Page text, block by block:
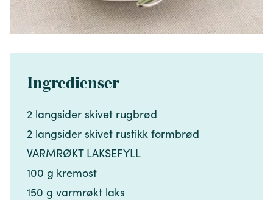
Ingredienser
2 langsider skivet rugbrød​​​​‌ ‍ ​‍​‍‌‍ ‌ ​‍‌‍‍‌‌‍‌ ‌‍‍‌‌‍ ‍​‍​‍​ ‍‍​‍​‍‌ ​ ‌‍​‌‌‍ ‍‌‍‍‌‌ ‌​‌ ‍‌​‍ ‍‌‍‍‌‌‍ ​‍​‍​‍ ​​‍​‍‌‍‍​‌ ​‍‌‍‌‌‌‍‌‍​‍​‍​ ‍‍​‍​‍‌‍‍​‌ ‌​‌ ‌​‌ ​​‌ ​ ​ ‍‍​‍ ​‍ ‌‍​ ‌‍ ‌‌ ​ ​‍ ‍‌‍​ ‌‍‌‌‌ ​‍‌ ‌‍‌‍‌‌‌ ​‍‌‍​‌​‍ ‍‌ ​ ‌‍‌‌​‍ ‌ ​​‌ ​‍‌‍ ‌‍‌​‌ ‌‌‌‍​ ‌ ‌​‌‍‍‌‌‍ ‌‍ ‍​‍ ‌‍‍‌‌‍ ‍‌ ‌​‌‍‌‌‌‍ ‍‌ ‌​​‍ ‌‍‌‌‌‍‌​‌‍‍‌‌ ‌​​‍ ‌‍ ‌‌‍ ‌‍‌​‌‍‌‌​ ‌‌ ​​‌ ​‍‌‍‌‌‌ ​ ‌‍‌‌‌‍ ‍‌ ‌​‌‍​‌‌ ‌​‌‍‍‌‌‍ ‌‍ ‍​ ‍ ‌‍‍‌‌‍‌​​ ‌‌‍‍‌​ ​‌​ ‍​‌‍ ‍​‍ ‍​ ​‍‌‍​ ​ ​‌​ ‌ ​ ‌​‌‍​ ​ ​​​ ​‍​‍ ‌‌‍‌‌​ ​​‌‍‌‌‌‍​‌​‍ ‌​ ‌​​ ‍​‌‍‌‍​ ​‍​‍ ‌‌‍​‍​ ‍​‌‍‌‌‌‍‌‍​‍ ‌​ ‌​‌‍‌​​ ​‍‌‍​‌‌‍​ ​ ​‌​ ​ ‌‍​‍​ ‍‌‌‍‌​​ ​‍​ ‍‌​‍ ‍‌‍ ‍‌‍ ​ ‍ ‌ ‌​‌ ‍‌‌ ​​‌‍‌‌​ ‌‌ ​​‌‍​‌‌‍‌ ‌‍‌‌​ ‍ ‌ ​​‌‍​‌‌ ‌​‌‍‍​​ ‌‌‍​‍‌‍ ​‌‍ ‌‍​ ‌‍‍ ‌ ​ ​‍‌‌​ ‌‌‌​​‍‌‌ ‌‍‍ ‌‍‌‌‌ ‍‌​‍‌‌​ ​ ‌​‌​​‍‌‌​ ​ ‌​‌​​‍‌‌​ ​‍​ ​‍‌‍‌‌‌‍‌‌​ ‌​​ ‌​​ ‌​‌‍​‍​ ​​​ ‌ ​‍ ‌‌‍‌‍​ ‌ ​ ‌​‌‍​‌​‍ ‌​ ‌​​ ‍‌‌‍‌‌‌‍​ ​‍ ‌‌‍​‍‌‍​‌​ ​ ​ ​ ​‍ ‌‌‍‌‍‌‍‌​​ ‍​‌‍​‍​ ‌​​ ​‌​ ‌ ​ ​‌​ ‌​​ ‌‍‌‍‌‌​ ‍‌​‍‌‌​ ​‍​ ​‍​‍‌‌​ ‌‌‌​‌​​‍ ‍‌‍​ ‌‍ ‌‍ ​‌ ‌‌‌‍ ‌‌‍ ‍‌ ​ ​‍‌‌​ ‌‌‌​​‍‌‌ ‌‍‍ ‌‍‌‌‌ ‍‌​‍‌‌​ ​ ‌​‌​​‍‌‌​ ​ ‌​‌​​‍‌‌​ ​‍​ ​‍​ ‍‌​ ​ ‌‍​ ​ ‍​‌‍​‍‌‍‌​​ ‌ ​ ‍​​ ‍​​ ​ ‌‍‌‍​ ‌‌​‍‌‌​ ​‍​ ​‍​‍‌‌​ ‌‌‌​‌​​‍ ‍‌‍‍‌‌ ‌​‌‍‌‌‌‍ ‌‌ ​ ​‍‌‌​ ‌‌‌​​‍​ ​​​‍‌‌​ ‌‌‌​‌​​ ‌‍​‍‌‍​‌‌ ​ ‌‍‌‌‌‌‌‌‌ ​‍‌‍ ​​ ‌‌‍‍​‌ ‌​‌ ‌​‌ ​​‌ ​ ​‍‌‌​ ​ ‌​​‌​‍‌‌​ ​‍‌​‌‍​‍‌‌​ ​‍‌​‌‍‌‍​ ‌‍ ‌‌ ​ ​‍ ‍‌‍​ ‌‍‌‌‌ ​‍‌ ‌‍‌‍‌‌‌ ​‍‌‍​‌​‍ ‍‌ ​ ‌‍‌‌​‍‌‍‌‍‍‌‌‍‌​​ ‌‌‍‍‌​ ​‌​ ‍​‌‍ ‍​‍ ‍​ ​‍‌‍​ ​ ​‌​ ‌ ​ ‌​‌‍​ ​ ​​​ ​‍​‍ ‌‌‍‌‌​ ​​‌‍‌‌‌‍​‌​‍ ‌​ ‌​​ ‍​‌‍‌‍​ ​‍​‍ ‌‌‍​‍​ ‍​‌‍‌‌‌‍‌‍​‍ ‌​ ‌​‌‍‌​​ ​‍‌‍​‌‌‍​ ​ ​‌​ ​ ‌‍​‍​ ‍‌‌‍‌​​ ​‍​ ‍‌​‍ ‍‌‍ ‍‌‍ ​‍‌‍‌ ‌​‌ ‍‌‌ ​​‌‍‌‌​ ‌‌ ​​‌‍​‌‌‍‌ ‌‍‌‌​‍‌‍‌ ​​‌‍​‌‌ ‌​‌‍‍​​ ‌‌‍​‍‌‍ ​‌‍ ‌‍​ ‌‍‍ ‌ ​ ​‍‌‌​ ‌‌‌​​‍‌‌ ‌‍‍ ‌‍‌‌‌ ‍‌​‍‌‌​ ​ ‌​‌​​‍‌‌​ ​ ‌​‌​​‍‌‌​ ​‍​ ​‍‌‍‌‌‌‍‌‌​ ‌​​ ‌​​ ‌​‌‍​‍​ ​​​ ‌ ​‍ ‌‌‍‌‍​ ‌ ​ ‌​‌‍​‌​‍ ‌​ ‌​​ ‍‌‌‍‌‌‌‍​ ​‍ ‌‌‍​‍‌‍​‌​ ​ ​ ​ ​‍ ‌‌‍‌‍‌‍‌​​ ‍​‌‍​‍​ ‌​​ ​‌​ ‌ ​ ​‌​ ‌​​ ‌‍‌‍‌‌​ ‍‌​‍‌‌​ ​‍​ ​‍​‍‌‌​ ‌‌‌​‌​​‍ ‍‌‍​ ‌‍ ‌‍ ​‌ ‌‌‌‍ ‌‌‍ ‍‌ ​ ​‍‌‌​ ‌‌‌​​‍‌‌ ‌‍‍ ‌‍‌‌‌ ‍‌​‍‌‌​ ​ ‌​‌​​‍‌‌​ ​ ‌​‌​​‍‌‌​ ​‍​ ​‍​ ‍‌​ ​ ‌‍​ ​ ‍​‌‍​‍‌‍‌​​ ‌ ​ ‍​​ ‍​​ ​ ‌‍‌‍​ ‌‌​‍‌‌​ ​‍​ ​‍​‍‌‌​ ‌‌‌​‌​​‍ ‍‌‍‍‌‌ ‌​‌‍‌‌‌‍ ‌‌ ​ ​‍‌‌​ ‌‌‌​​‍​ ​​​‍‌‌​ ‌‌‌​‌​​‍‌‍‌ ‌ ‌‍ ‌ ​‍‌‍‍ ‌ ​ ‌ ​​‌‍​‌‌‍​ ‌‍‌‌​ ‌‌ ​​‌ ​‍‌‍ ‌‍‌​‌ ‌‌‌‍​ ‌ ‌​‌‍‍‌‌‍ ‌‍ ‍​‍‌‍‌ ​​‌‍‌‌‌ ​‍‌ ​ ‌ ​​‌‍‌‌‌‍​ ‌ ‌​‌‍‍‌‌ ‌‍‌‍‌‌​ ‌‌ ​​‌ ‌‌‌‍​‍‌‍ ​‌‍‍‌‌ ​ ‌‍‍​‌‍‌‌‌‍‌​​‍​‍‌ ‌
2 langsider skivet rustikk formbrød​​​​‌ ‍ ​‍​‍‌‍ ‌ ​‍‌‍‍‌‌‍‌ ‌‍‍‌‌‍ ‍​‍​‍​ ‍‍​‍​‍‌ ​ ‌‍​‌‌‍ ‍‌‍‍‌‌ ‌​‌ ‍‌​‍ ‍‌‍‍‌‌‍ ​‍​‍​‍ ​​‍​‍‌‍‍​‌ ​‍‌‍‌‌‌‍‌‍​‍​‍​ ‍‍​‍​‍‌‍‍​‌ ‌​‌ ‌​‌ ​​‌ ​ ​ ‍‍​‍ ​‍ ‌‍​ ‌‍ ‌‌ ​ ​‍ ‍‌‍​ ‌‍‌‌‌ ​‍‌ ‌‍‌‍‌‌‌ ​‍‌‍​‌​‍ ‍‌ ​ ‌‍‌‌​‍ ‌ ​​‌ ​‍‌‍ ‌‍‌​‌ ‌‌‌‍​ ‌ ‌​‌‍‍‌‌‍ ‌‍ ‍​‍ ‌‍‍‌‌‍ ‍‌ ‌​‌‍‌‌‌‍ ‍‌ ‌​​‍ ‌‍‌‌‌‍‌​‌‍‍‌‌ ‌​​‍ ‌‍ ‌‌‍ ‌‍‌​‌‍‌‌​ ‌‌ ​​‌ ​‍‌‍‌‌‌ ​ ‌‍‌‌‌‍ ‍‌ ‌​‌‍​‌‌ ‌​‌‍‍‌‌‍ ‌‍ ‍​ ‍ ‌‍‍‌‌‍‌​​ ‌‌‍‍‌​ ​‌​ ‍​‌‍ ‍​‍ ‍​ ​‍‌‍​ ​ ​‌​ ‌ ​ ‌​‌‍​ ​ ​​​ ​‍​‍ ‌‌‍‌‌​ ​​‌‍‌‌‌‍​‌​‍ ‌​ ‌​​ ‍​‌‍‌‍​ ​‍​‍ ‌‌‍​‍​ ‍​‌‍‌‌‌‍‌‍​‍ ‌​ ‌​‌‍‌​​ ​‍‌‍​‌‌‍​ ​ ​‌​ ​ ‌‍​‍​ ‍‌‌‍‌​​ ​‍​ ‍‌​‍ ‍‌‍ ‍‌‍ ​ ‍ ‌ ‌​‌ ‍‌‌ ​​‌‍‌‌​ ‌‌ ​​‌‍​‌‌‍‌ ‌‍‌‌​ ‍ ‌ ​​‌‍​‌‌ ‌​‌‍‍​​ ‌‌‍​‍‌‍ ​‌‍ ‌‍​ ‌‍‍ ‌ ​ ​‍‌‌​ ‌‌‌​​‍‌‌ ‌‍‍ ‌‍‌‌‌ ‍‌​‍‌‌​ ​ ‌​‌​​‍‌‌​ ​ ‌​‌​​‍‌‌​ ​‍​ ​‍‌‍‌‌‌‍‌‌​ ‌​​ ‌​​ ‌​‌‍​‍​ ​​​ ‌ ​‍ ‌‌‍‌‍​ ‌ ​ ‌​‌‍​‌​‍ ‌​ ‌​​ ‍‌‌‍‌‌‌‍​ ​‍ ‌‌‍​‍‌‍​‌​ ​ ​ ​ ​‍ ‌‌‍‌‍‌‍‌​​ ‍​‌‍​‍​ ‌​​ ​‌​ ‌ ​ ​‌​ ‌​​ ‌‍‌‍‌‌​ ‍‌​‍‌‌​ ​‍​ ​‍​‍‌‌​ ‌‌‌​‌​​‍ ‍‌‍​ ‌‍ ‌‍ ​‌ ‌‌‌‍ ‌‌‍ ‍‌ ​ ​‍‌‌​ ‌‌‌​​‍‌‌ ‌‍‍ ‌‍‌‌‌ ‍‌​‍‌‌​ ​ ‌​‌​​‍‌‌​ ​ ‌​‌​​‍‌‌​ ​‍​ ​‍​ ‍‌​ ​ ‌‍​ ​ ‍​‌‍​‍‌‍‌​​ ‌ ​ ‍​​ ‍​​ ​ ‌‍‌‍​ ‌‌​‍‌‌​ ​‍​ ​‍​‍‌‌​ ‌‌‌​‌​​‍ ‍‌‍‍‌‌ ‌​‌‍‌‌‌‍ ‌‌ ​ ​‍‌‌​ ‌‌‌​​‍​ ​‌​‍‌‌​ ‌‌‌​‌​​ ‌‍​‍‌‍​‌‌ ​ ‌‍‌‌‌‌‌‌‌ ​‍‌‍ ​​ ‌‌‍‍​‌ ‌​‌ ‌​‌ ​​‌ ​ ​‍‌‌​ ​ ‌​​‌​‍‌‌​ ​‍‌​‌‍​‍‌‌​ ​‍‌​‌‍‌‍​ ‌‍ ‌‌ ​ ​‍ ‍‌‍​ ‌‍‌‌‌ ​‍‌ ‌‍‌‍‌‌‌ ​‍‌‍​‌​‍ ‍‌ ​ ‌‍‌‌​‍‌‍‌‍‍‌‌‍‌​​ ‌‌‍‍‌​ ​‌​ ‍​‌‍ ‍​‍ ‍​ ​‍‌‍​ ​ ​‌​ ‌ ​ ‌​‌‍​ ​ ​​​ ​‍​‍ ‌‌‍‌‌​ ​​‌‍‌‌‌‍​‌​‍ ‌​ ‌​​ ‍​‌‍‌‍​ ​‍​‍ ‌‌‍​‍​ ‍​‌‍‌‌‌‍‌‍​‍ ‌​ ‌​‌‍‌​​ ​‍‌‍​‌‌‍​ ​ ​‌​ ​ ‌‍​‍​ ‍‌‌‍‌​​ ​‍​ ‍‌​‍ ‍‌‍ ‍‌‍ ​‍‌‍‌ ‌​‌ ‍‌‌ ​​‌‍‌‌​ ‌‌ ​​‌‍​‌‌‍‌ ‌‍‌‌​‍‌‍‌ ​​‌‍​‌‌ ‌​‌‍‍​​ ‌‌‍​‍‌‍ ​‌‍ ‌‍​ ‌‍‍ ‌ ​ ​‍‌‌​ ‌‌‌​​‍‌‌ ‌‍‍ ‌‍‌‌‌ ‍‌​‍‌‌​ ​ ‌​‌​​‍‌‌​ ​ ‌​‌​​‍‌‌​ ​‍​ ​‍‌‍‌‌‌‍‌‌​ ‌​​ ‌​​ ‌​‌‍​‍​ ​​​ ‌ ​‍ ‌‌‍‌‍​ ‌ ​ ‌​‌‍​‌​‍ ‌​ ‌​​ ‍‌‌‍‌‌‌‍​ ​‍ ‌‌‍​‍‌‍​‌​ ​ ​ ​ ​‍ ‌‌‍‌‍‌‍‌​​ ‍​‌‍​‍​ ‌​​ ​‌​ ‌ ​ ​‌​ ‌​​ ‌‍‌‍‌‌​ ‍‌​‍‌‌​ ​‍​ ​‍​‍‌‌​ ‌‌‌​‌​​‍ ‍‌‍​ ‌‍ ‌‍ ​‌ ‌‌‌‍ ‌‌‍ ‍‌ ​ ​‍‌‌​ ‌‌‌​​‍‌‌ ‌‍‍ ‌‍‌‌‌ ‍‌​‍‌‌​ ​ ‌​‌​​‍‌‌​ ​ ‌​‌​​‍‌‌​ ​‍​ ​‍​ ‍‌​ ​ ‌‍​ ​ ‍​‌‍​‍‌‍‌​​ ‌ ​ ‍​​ ‍​​ ​ ‌‍‌‍​ ‌‌​‍‌‌​ ​‍​ ​‍​‍‌‌​ ‌‌‌​‌​​‍ ‍‌‍‍‌‌ ‌​‌‍‌‌‌‍ ‌‌ ​ ​‍‌‌​ ‌‌‌​​‍​ ​‌​‍‌‌​ ‌‌‌​‌​​‍‌‍‌ ‌ ‌‍ ‌ ​‍‌‍‍ ‌ ​ ‌ ​​‌‍​‌‌‍​ ‌‍‌‌​ ‌‌ ​​‌ ​‍‌‍ ‌‍‌​‌ ‌‌‌‍​ ‌ ‌​‌‍‍‌‌‍ ‌‍ ‍​‍‌‍‌ ​​‌‍‌‌‌ ​‍‌ ​ ‌ ​​‌‍‌‌‌‍​ ‌ ‌​‌‍‍‌‌ ‌‍‌‍‌‌​ ‌‌ ​​‌ ‌‌‌‍​‍‌‍ ​‌‍‍‌‌ ​ ‌‍‍​‌‍‌‌‌‍‌​​‍​‍‌ ‌
VARMRØKT LAKSEFYLL​​​​‌ ‍ ​‍​‍‌‍ ‌ ​‍‌‍‍‌‌‍‌ ‌‍‍‌‌‍ ‍​‍​‍​ ‍‍​‍​‍‌ ​ ‌‍​‌‌‍ ‍‌‍‍‌‌ ‌​‌ ‍‌​‍ ‍‌‍‍‌‌‍ ​‍​‍​‍ ​​‍​‍‌‍‍​‌ ​‍‌‍‌‌‌‍‌‍​‍​‍​ ‍‍​‍​‍‌‍‍​‌ ‌​‌ ‌​‌ ​​‌ ​ ​ ‍‍​‍ ​‍ ‌‍​ ‌‍ ‌‌ ​ ​‍ ‍‌‍​ ‌‍‌‌‌ ​‍‌ ‌‍‌‍‌‌‌ ​‍‌‍​‌​‍ ‍‌ ​ ‌‍‌‌​‍ ‌ ​​‌ ​‍‌‍ ‌‍‌​‌ ‌‌‌‍​ ‌ ‌​‌‍‍‌‌‍ ‌‍ ‍​‍ ‌‍‍‌‌‍ ‍‌ ‌​‌‍‌‌‌‍ ‍‌ ‌​​‍ ‌‍‌‌‌‍‌​‌‍‍‌‌ ‌​​‍ ‌‍ ‌‌‍ ‌‍‌​‌‍‌‌​ ‌‌ ​​‌ ​‍‌‍‌‌‌ ​ ‌‍‌‌‌‍ ‍‌ ‌​‌‍​‌‌ ‌​‌‍‍‌‌‍ ‌‍ ‍​ ‍ ‌‍‍‌‌‍‌​​ ‌‌‍‍‌​ ​‌​ ‍​‌‍ ‍​‍ ‍​ ​‍‌‍​ ​ ​‌​ ‌ ​ ‌​‌‍​ ​ ​​​ ​‍​‍ ‌‌‍‌‌​ ​​‌‍‌‌‌‍​‌​‍ ‌​ ‌​​ ‍​‌‍‌‍​ ​‍​‍ ‌‌‍​‍​ ‍​‌‍‌‌‌‍‌‍​‍ ‌​ ‌​‌‍‌​​ ​‍‌‍​‌‌‍​ ​ ​‌​ ​ ‌‍​‍​ ‍‌‌‍‌​​ ​‍​ ‍‌​‍ ‍‌‍ ‍‌‍ ​ ‍ ‌ ‌​‌ ‍‌‌ ​​‌‍‌‌​ ‌‌ ​​‌‍​‌‌‍‌ ‌‍‌‌​ ‍ ‌ ​​‌‍​‌‌ ‌​‌‍‍​​ ‌‌‍​‍‌‍ ​‌‍ ‌‍​ ‌‍‍ ‌ ​ ​‍‌‌​ ‌‌‌​​‍‌‌ ‌‍‍ ‌‍‌‌‌ ‍‌​‍‌‌​ ​ ‌​‌​​‍‌‌​ ​ ‌​‌​​‍‌‌​ ​‍​ ​‍‌‍‌‌‌‍‌‌​ ‌​​ ‌​​ ‌​‌‍​‍​ ​​​ ‌ ​‍ ‌‌‍‌‍​ ‌ ​ ‌​‌‍​‌​‍ ‌​ ‌​​ ‍‌‌‍‌‌‌‍​ ​‍ ‌‌‍​‍‌‍​‌​ ​ ​ ​ ​‍ ‌‌‍‌‍‌‍‌​​ ‍​‌‍​‍​ ‌​​ ​‌​ ‌ ​ ​‌​ ‌​​ ‌‍‌‍‌‌​ ‍‌​‍‌‌​ ​‍​ ​‍​‍‌‌​ ‌‌‌​‌​​‍ ‍‌‍​ ‌‍ ‌‍ ​‌ ‌‌‌‍ ‌‌‍ ‍‌ ​ ​‍‌‌​ ‌‌‌​​‍‌‌ ‌‍‍ ‌‍‌‌‌ ‍‌​‍‌‌​ ​ ‌​‌​​‍‌‌​ ​ ‌​‌​​‍‌‌​ ​‍​ ​‍​ ‍‌​ ​ ‌‍​ ​ ‍​‌‍​‍‌‍‌​​ ‌ ​ ‍​​ ‍​​ ​ ‌‍‌‍​ ‌‌​‍‌‌​ ​‍​ ​‍​‍‌‌​ ‌‌‌​‌​​‍ ‍‌‍‍‌‌ ‌​‌‍‌‌‌‍ ‌‌ ​ ​‍‌‌​ ‌‌‌​​‍​ ​‍​‍‌‌​ ‌‌‌​‌​​ ‌‍​‍‌‍​‌‌ ​ ‌‍‌‌‌‌‌‌‌ ​‍‌‍ ​​ ‌‌‍‍​‌ ‌​‌ ‌​‌ ​​‌ ​ ​‍‌‌​ ​ ‌​​‌​‍‌‌​ ​‍‌​‌‍​‍‌‌​ ​‍‌​‌‍‌‍​ ‌‍ ‌‌ ​ ​‍ ‍‌‍​ ‌‍‌‌‌ ​‍‌ ‌‍‌‍‌‌‌ ​‍‌‍​‌​‍ ‍‌ ​ ‌‍‌‌​‍‌‍‌‍‍‌‌‍‌​​ ‌‌‍‍‌​ ​‌​ ‍​‌‍ ‍​‍ ‍​ ​‍‌‍​ ​ ​‌​ ‌ ​ ‌​‌‍​ ​ ​​​ ​‍​‍ ‌‌‍‌‌​ ​​‌‍‌‌‌‍​‌​‍ ‌​ ‌​​ ‍​‌‍‌‍​ ​‍​‍ ‌‌‍​‍​ ‍​‌‍‌‌‌‍‌‍​‍ ‌​ ‌​‌‍‌​​ ​‍‌‍​‌‌‍​ ​ ​‌​ ​ ‌‍​‍​ ‍‌‌‍‌​​ ​‍​ ‍‌​‍ ‍‌‍ ‍‌‍ ​‍‌‍‌ ‌​‌ ‍‌‌ ​​‌‍‌‌​ ‌‌ ​​‌‍​‌‌‍‌ ‌‍‌‌​‍‌‍‌ ​​‌‍​‌‌ ‌​‌‍‍​​ ‌‌‍​‍‌‍ ​‌‍ ‌‍​ ‌‍‍ ‌ ​ ​‍‌‌​ ‌‌‌​​‍‌‌ ‌‍‍ ‌‍‌‌‌ ‍‌​‍‌‌​ ​ ‌​‌​​‍‌‌​ ​ ‌​‌​​‍‌‌​ ​‍​ ​‍‌‍‌‌‌‍‌‌​ ‌​​ ‌​​ ‌​‌‍​‍​ ​​​ ‌ ​‍ ‌‌‍‌‍​ ‌ ​ ‌​‌‍​‌​‍ ‌​ ‌​​ ‍‌‌‍‌‌‌‍​ ​‍ ‌‌‍​‍‌‍​‌​ ​ ​ ​ ​‍ ‌‌‍‌‍‌‍‌​​ ‍​‌‍​‍​ ‌​​ ​‌​ ‌ ​ ​‌​ ‌​​ ‌‍‌‍‌‌​ ‍‌​‍‌‌​ ​‍​ ​‍​‍‌‌​ ‌‌‌​‌​​‍ ‍‌‍​ ‌‍ ‌‍ ​‌ ‌‌‌‍ ‌‌‍ ‍‌ ​ ​‍‌‌​ ‌‌‌​​‍‌‌ ‌‍‍ ‌‍‌‌‌ ‍‌​‍‌‌​ ​ ‌​‌​​‍‌‌​ ​ ‌​‌​​‍‌‌​ ​‍​ ​‍​ ‍‌​ ​ ‌‍​ ​ ‍​‌‍​‍‌‍‌​​ ‌ ​ ‍​​ ‍​​ ​ ‌‍‌‍​ ‌‌​‍‌‌​ ​‍​ ​‍​‍‌‌​ ‌‌‌​‌​​‍ ‍‌‍‍‌‌ ‌​‌‍‌‌‌‍ ‌‌ ​ ​‍‌‌​ ‌‌‌​​‍​ ​‍​‍‌‌​ ‌‌‌​‌​​‍‌‍‌ ‌ ‌‍ ‌ ​‍‌‍‍ ‌ ​ ‌ ​​‌‍​‌‌‍​ ‌‍‌‌​ ‌‌ ​​‌ ​‍‌‍ ‌‍‌​‌ ‌‌‌‍​ ‌ ‌​‌‍‍‌‌‍ ‌‍ ‍​‍‌‍‌ ​​‌‍‌‌‌ ​‍‌ ​ ‌ ​​‌‍‌‌‌‍​ ‌ ‌​‌‍‍‌‌ ‌‍‌‍‌‌​ ‌‌ ​​‌ ‌‌‌‍​‍‌‍ ​‌‍‍‌‌ ​ ‌‍‍​‌‍‌‌‌‍‌​​‍​‍‌ ‌
100 g kremost​​​​‌ ‍ ​‍​‍‌‍ ‌ ​‍‌‍‍‌‌‍‌ ‌‍‍‌‌‍ ‍​‍​‍​ ‍‍​‍​‍‌ ​ ‌‍​‌‌‍ ‍‌‍‍‌‌ ‌​‌ ‍‌​‍ ‍‌‍‍‌‌‍ ​‍​‍​‍ ​​‍​‍‌‍‍​‌ ​‍‌‍‌‌‌‍‌‍​‍​‍​ ‍‍​‍​‍‌‍‍​‌ ‌​‌ ‌​‌ ​​‌ ​ ​ ‍‍​‍ ​‍ ‌‍​ ‌‍ ‌‌ ​ ​‍ ‍‌‍​ ‌‍‌‌‌ ​‍‌ ‌‍‌‍‌‌‌ ​‍‌‍​‌​‍ ‍‌ ​ ‌‍‌‌​‍ ‌ ​​‌ ​‍‌‍ ‌‍‌​‌ ‌‌‌‍​ ‌ ‌​‌‍‍‌‌‍ ‌‍ ‍​‍ ‌‍‍‌‌‍ ‍‌ ‌​‌‍‌‌‌‍ ‍‌ ‌​​‍ ‌‍‌‌‌‍‌​‌‍‍‌‌ ‌​​‍ ‌‍ ‌‌‍ ‌‍‌​‌‍‌‌​ ‌‌ ​​‌ ​‍‌‍‌‌‌ ​ ‌‍‌‌‌‍ ‍‌ ‌​‌‍​‌‌ ‌​‌‍‍‌‌‍ ‌‍ ‍​ ‍ ‌‍‍‌‌‍‌​​ ‌‌‍‍‌​ ​‌​ ‍​‌‍ ‍​‍ ‍​ ​‍‌‍​ ​ ​‌​ ‌ ​ ‌​‌‍​ ​ ​​​ ​‍​‍ ‌‌‍‌‌​ ​​‌‍‌‌‌‍​‌​‍ ‌​ ‌​​ ‍​‌‍‌‍​ ​‍​‍ ‌‌‍​‍​ ‍​‌‍‌‌‌‍‌‍​‍ ‌​ ‌​‌‍‌​​ ​‍‌‍​‌‌‍​ ​ ​‌​ ​ ‌‍​‍​ ‍‌‌‍‌​​ ​‍​ ‍‌​‍ ‍‌‍ ‍‌‍ ​ ‍ ‌ ‌​‌ ‍‌‌ ​​‌‍‌‌​ ‌‌ ​​‌‍​‌‌‍‌ ‌‍‌‌​ ‍ ‌ ​​‌‍​‌‌ ‌​‌‍‍​​ ‌‌‍​‍‌‍ ​‌‍ ‌‍​ ‌‍‍ ‌ ​ ​‍‌‌​ ‌‌‌​​‍‌‌ ‌‍‍ ‌‍‌‌‌ ‍‌​‍‌‌​ ​ ‌​‌​​‍‌‌​ ​ ‌​‌​​‍‌‌​ ​‍​ ​‍‌‍‌‌‌‍‌‌​ ‌​​ ‌​​ ‌​‌‍​‍​ ​​​ ‌ ​‍ ‌‌‍‌‍​ ‌ ​ ‌​‌‍​‌​‍ ‌​ ‌​​ ‍‌‌‍‌‌‌‍​ ​‍ ‌‌‍​‍‌‍​‌​ ​ ​ ​ ​‍ ‌‌‍‌‍‌‍‌​​ ‍​‌‍​‍​ ‌​​ ​‌​ ‌ ​ ​‌​ ‌​​ ‌‍‌‍‌‌​ ‍‌​‍‌‌​ ​‍​ ​‍​‍‌‌​ ‌‌‌​‌​​‍ ‍‌‍​ ‌‍ ‌‍ ​‌ ‌‌‌‍ ‌‌‍ ‍‌ ​ ​‍‌‌​ ‌‌‌​​‍‌‌ ‌‍‍ ‌‍‌‌‌ ‍‌​‍‌‌​ ​ ‌​‌​​‍‌‌​ ​ ‌​‌​​‍‌‌​ ​‍​ ​‍​ ‍‌​ ​ ‌‍​ ​ ‍​‌‍​‍‌‍‌​​ ‌ ​ ‍​​ ‍​​ ​ ‌‍‌‍​ ‌‌​‍‌‌​ ​‍​ ​‍​‍‌‌​ ‌‌‌​‌​​‍ ‍‌‍‍‌‌ ‌​‌‍‌‌‌‍ ‌‌ ​ ​‍‌‌​ ‌‌‌​​‍​ ​ ​‍‌‌​ ‌‌‌​‌​​ ‌‍​‍‌‍​‌‌ ​ ‌‍‌‌‌‌‌‌‌ ​‍‌‍ ​​ ‌‌‍‍​‌ ‌​‌ ‌​‌ ​​‌ ​ ​‍‌‌​ ​ ‌​​‌​‍‌‌​ ​‍‌​‌‍​‍‌‌​ ​‍‌​‌‍‌‍​ ‌‍ ‌‌ ​ ​‍ ‍‌‍​ ‌‍‌‌‌ ​‍‌ ‌‍‌‍‌‌‌ ​‍‌‍​‌​‍ ‍‌ ​ ‌‍‌‌​‍‌‍‌‍‍‌‌‍‌​​ ‌‌‍‍‌​ ​‌​ ‍​‌‍ ‍​‍ ‍​ ​‍‌‍​ ​ ​‌​ ‌ ​ ‌​‌‍​ ​ ​​​ ​‍​‍ ‌‌‍‌‌​ ​​‌‍‌‌‌‍​‌​‍ ‌​ ‌​​ ‍​‌‍‌‍​ ​‍​‍ ‌‌‍​‍​ ‍​‌‍‌‌‌‍‌‍​‍ ‌​ ‌​‌‍‌​​ ​‍‌‍​‌‌‍​ ​ ​‌​ ​ ‌‍​‍​ ‍‌‌‍‌​​ ​‍​ ‍‌​‍ ‍‌‍ ‍‌‍ ​‍‌‍‌ ‌​‌ ‍‌‌ ​​‌‍‌‌​ ‌‌ ​​‌‍​‌‌‍‌ ‌‍‌‌​‍‌‍‌ ​​‌‍​‌‌ ‌​‌‍‍​​ ‌‌‍​‍‌‍ ​‌‍ ‌‍​ ‌‍‍ ‌ ​ ​‍‌‌​ ‌‌‌​​‍‌‌ ‌‍‍ ‌‍‌‌‌ ‍‌​‍‌‌​ ​ ‌​‌​​‍‌‌​ ​ ‌​‌​​‍‌‌​ ​‍​ ​‍‌‍‌‌‌‍‌‌​ ‌​​ ‌​​ ‌​‌‍​‍​ ​​​ ‌ ​‍ ‌‌‍‌‍​ ‌ ​ ‌​‌‍​‌​‍ ‌​ ‌​​ ‍‌‌‍‌‌‌‍​ ​‍ ‌‌‍​‍‌‍​‌​ ​ ​ ​ ​‍ ‌‌‍‌‍‌‍‌​​ ‍​‌‍​‍​ ‌​​ ​‌​ ‌ ​ ​‌​ ‌​​ ‌‍‌‍‌‌​ ‍‌​‍‌‌​ ​‍​ ​‍​‍‌‌​ ‌‌‌​‌​​‍ ‍‌‍​ ‌‍ ‌‍ ​‌ ‌‌‌‍ ‌‌‍ ‍‌ ​ ​‍‌‌​ ‌‌‌​​‍‌‌ ‌‍‍ ‌‍‌‌‌ ‍‌​‍‌‌​ ​ ‌​‌​​‍‌‌​ ​ ‌​‌​​‍‌‌​ ​‍​ ​‍​ ‍‌​ ​ ‌‍​ ​ ‍​‌‍​‍‌‍‌​​ ‌ ​ ‍​​ ‍​​ ​ ‌‍‌‍​ ‌‌​‍‌‌​ ​‍​ ​‍​‍‌‌​ ‌‌‌​‌​​‍ ‍‌‍‍‌‌ ‌​‌‍‌‌‌‍ ‌‌ ​ ​‍‌‌​ ‌‌‌​​‍​ ​ ​‍‌‌​ ‌‌‌​‌​​‍‌‍‌ ‌ ‌‍ ‌ ​‍‌‍‍ ‌ ​ ‌ ​​‌‍​‌‌‍​ ‌‍‌‌​ ‌‌ ​​‌ ​‍‌‍ ‌‍‌​‌ ‌‌‌‍​ ‌ ‌​‌‍‍‌‌‍ ‌‍ ‍​‍‌‍‌ ​​‌‍‌‌‌ ​‍‌ ​ ‌ ​​‌‍‌‌‌‍​ ‌ ‌​‌‍‍‌‌ ‌‍‌‍‌‌​ ‌‌ ​​‌ ‌‌‌‍​‍‌‍ ​‌‍‍‌‌ ​ ‌‍‍​‌‍‌‌‌‍‌​​‍​‍‌ ‌
150 g varmrøkt laks​​​​‌ ‍ ​‍​‍‌‍ ‌ ​‍‌‍‍‌‌‍‌ ‌‍‍‌‌‍ ‍​‍​‍​ ‍‍​‍​‍‌ ​ ‌‍​‌‌‍ ‍‌‍‍‌‌ ‌​‌ ‍‌​‍ ‍‌‍‍‌‌‍ ​‍​‍​‍ ​​‍​‍‌‍‍​‌ ​‍‌‍‌‌‌‍‌‍​‍​‍​ ‍‍​‍​‍‌‍‍​‌ ‌​‌ ‌​‌ ​​‌ ​ ​ ‍‍​‍ ​‍ ‌‍​ ‌‍ ‌‌ ​ ​‍ ‍‌‍​ ‌‍‌‌‌ ​‍‌ ‌‍‌‍‌‌‌ ​‍‌‍​‌​‍ ‍‌ ​ ‌‍‌‌​‍ ‌ ​​‌ ​‍‌‍ ‌‍‌​‌ ‌‌‌‍​ ‌ ‌​‌‍‍‌‌‍ ‌‍ ‍​‍ ‌‍‍‌‌‍ ‍‌ ‌​‌‍‌‌‌‍ ‍‌ ‌​​‍ ‌‍‌‌‌‍‌​‌‍‍‌‌ ‌​​‍ ‌‍ ‌‌‍ ‌‍‌​‌‍‌‌​ ‌‌ ​​‌ ​‍‌‍‌‌‌ ​ ‌‍‌‌‌‍ ‍‌ ‌​‌‍​‌‌ ‌​‌‍‍‌‌‍ ‌‍ ‍​ ‍ ‌‍‍‌‌‍‌​​ ‌‌‍‍‌​ ​‌​ ‍​‌‍ ‍​‍ ‍​ ​‍‌‍​ ​ ​‌​ ‌ ​ ‌​‌‍​ ​ ​​​ ​‍​‍ ‌‌‍‌‌​ ​​‌‍‌‌‌‍​‌​‍ ‌​ ‌​​ ‍​‌‍‌‍​ ​‍​‍ ‌‌‍​‍​ ‍​‌‍‌‌‌‍‌‍​‍ ‌​ ‌​‌‍‌​​ ​‍‌‍​‌‌‍​ ​ ​‌​ ​ ‌‍​‍​ ‍‌‌‍‌​​ ​‍​ ‍‌​‍ ‍‌‍ ‍‌‍ ​ ‍ ‌ ‌​‌ ‍‌‌ ​​‌‍‌‌​ ‌‌ ​​‌‍​‌‌‍‌ ‌‍‌‌​ ‍ ‌ ​​‌‍​‌‌ ‌​‌‍‍​​ ‌‌‍​‍‌‍ ​‌‍ ‌‍​ ‌‍‍ ‌ ​ ​‍‌‌​ ‌‌‌​​‍‌‌ ‌‍‍ ‌‍‌‌‌ ‍‌​‍‌‌​ ​ ‌​‌​​‍‌‌​ ​ ‌​‌​​‍‌‌​ ​‍​ ​‍‌‍‌‌‌‍‌‌​ ‌​​ ‌​​ ‌​‌‍​‍​ ​​​ ‌ ​‍ ‌‌‍‌‍​ ‌ ​ ‌​‌‍​‌​‍ ‌​ ‌​​ ‍‌‌‍‌‌‌‍​ ​‍ ‌‌‍​‍‌‍​‌​ ​ ​ ​ ​‍ ‌‌‍‌‍‌‍‌​​ ‍​‌‍​‍​ ‌​​ ​‌​ ‌ ​ ​‌​ ‌​​ ‌‍‌‍‌‌​ ‍‌​‍‌‌​ ​‍​ ​‍​‍‌‌​ ‌‌‌​‌​​‍ ‍‌‍​ ‌‍ ‌‍ ​‌ ‌‌‌‍ ‌‌‍ ‍‌ ​ ​‍‌‌​ ‌‌‌​​‍‌‌ ‌‍‍ ‌‍‌‌‌ ‍‌​‍‌‌​ ​ ‌​‌​​‍‌‌​ ​ ‌​‌​​‍‌‌​ ​‍​ ​‍​ ‍‌​ ​ ‌‍​ ​ ‍​‌‍​‍‌‍‌​​ ‌ ​ ‍​​ ‍​​ ​ ‌‍‌‍​ ‌‌​‍‌‌​ ​‍​ ​‍​‍‌‌​ ‌‌‌​‌​​‍ ‍‌‍‍‌‌ ‌​‌‍‌‌‌‍ ‌‌ ​ ​‍‌‌​ ‌‌‌​​‍​ ‌​​‍‌‌​ ‌‌‌​‌​​ ‌‍​‍‌‍​‌‌ ​ ‌‍‌‌‌‌‌‌‌ ​‍‌‍ ​​ ‌‌‍‍​‌ ‌​‌ ‌​‌ ​​‌ ​ ​‍‌‌​ ​ ‌​​‌​‍‌‌​ ​‍‌​‌‍​‍‌‌​ ​‍‌​‌‍‌‍​ ‌‍ ‌‌ ​ ​‍ ‍‌‍​ ‌‍‌‌‌ ​‍‌ ‌‍‌‍‌‌‌ ​‍‌‍​‌​‍ ‍‌ ​ ‌‍‌‌​‍‌‍‌‍‍‌‌‍‌​​ ‌‌‍‍‌​ ​‌​ ‍​‌‍ ‍​‍ ‍​ ​‍‌‍​ ​ ​‌​ ‌ ​ ‌​‌‍​ ​ ​​​ ​‍​‍ ‌‌‍‌‌​ ​​‌‍‌‌‌‍​‌​‍ ‌​ ‌​​ ‍​‌‍‌‍​ ​‍​‍ ‌‌‍​‍​ ‍​‌‍‌‌‌‍‌‍​‍ ‌​ ‌​‌‍‌​​ ​‍‌‍​‌‌‍​ ​ ​‌​ ​ ‌‍​‍​ ‍‌‌‍‌​​ ​‍​ ‍‌​‍ ‍‌‍ ‍‌‍ ​‍‌‍‌ ‌​‌ ‍‌‌ ​​‌‍‌‌​ ‌‌ ​​‌‍​‌‌‍‌ ‌‍‌‌​‍‌‍‌ ​​‌‍​‌‌ ‌​‌‍‍​​ ‌‌‍​‍‌‍ ​‌‍ ‌‍​ ‌‍‍ ‌ ​ ​‍‌‌​ ‌‌‌​​‍‌‌ ‌‍‍ ‌‍‌‌‌ ‍‌​‍‌‌​ ​ ‌​‌​​‍‌‌​ ​ ‌​‌​​‍‌‌​ ​‍​ ​‍‌‍‌‌‌‍‌‌​ ‌​​ ‌​​ ‌​‌‍​‍​ ​​​ ‌ ​‍ ‌‌‍‌‍​ ‌ ​ ‌​‌‍​‌​‍ ‌​ ‌​​ ‍‌‌‍‌‌‌‍​ ​‍ ‌‌‍​‍‌‍​‌​ ​ ​ ​ ​‍ ‌‌‍‌‍‌‍‌​​ ‍​‌‍​‍​ ‌​​ ​‌​ ‌ ​ ​‌​ ‌​​ ‌‍‌‍‌‌​ ‍‌​‍‌‌​ ​‍​ ​‍​‍‌‌​ ‌‌‌​‌​​‍ ‍‌‍​ ‌‍ ‌‍ ​‌ ‌‌‌‍ ‌‌‍ ‍‌ ​ ​‍‌‌​ ‌‌‌​​‍‌‌ ‌‍‍ ‌‍‌‌‌ ‍‌​‍‌‌​ ​ ‌​‌​​‍‌‌​ ​ ‌​‌​​‍‌‌​ ​‍​ ​‍​ ‍‌​ ​ ‌‍​ ​ ‍​‌‍​‍‌‍‌​​ ‌ ​ ‍​​ ‍​​ ​ ‌‍‌‍​ ‌‌​‍‌‌​ ​‍​ ​‍​‍‌‌​ ‌‌‌​‌​​‍ ‍‌‍‍‌‌ ‌​‌‍‌‌‌‍ ‌‌ ​ ​‍‌‌​ ‌‌‌​​‍​ ‌​​‍‌‌​ ‌‌‌​‌​​‍‌‍‌ ‌ ‌‍ ‌ ​‍‌‍‍ ‌ ​ ‌ ​​‌‍​‌‌‍​ ‌‍‌‌​ ‌‌ ​​‌ ​‍‌‍ ‌‍‌​‌ ‌‌‌‍​ ‌ ‌​‌‍‍‌‌‍ ‌‍ ‍​‍‌‍‌ ​​‌‍‌‌‌ ​‍‌ ​ ‌ ​​‌‍‌‌‌‍​ ‌ ‌​‌‍‍‌‌ ‌‍‌‍‌‌​ ‌‌ ​​‌ ‌‌‌‍​‍‌‍ ​‌‍‍‌‌ ​ ‌‍‍​‌‍‌‌‌‍‌​​‍​‍‌ ‌